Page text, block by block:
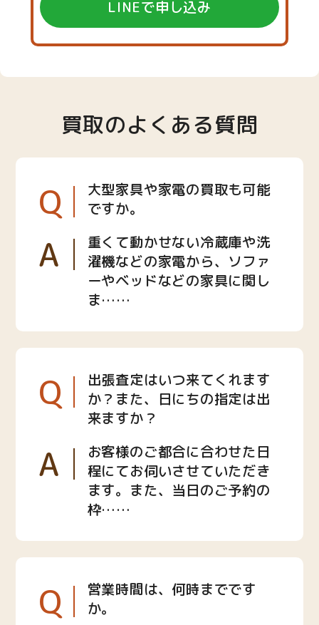
LINEで申し込み
買取のよくある質問
Q
大型家具や家電の買取も可能
ですか。
A
重くて動かせない冷蔵庫や洗
濯機などの家電から、ソファ
ーやベッドなどの家具に関し
ま……
Q
出張査定はいつ来てくれます
か？また、日にちの指定は出
来ますか？
A
お客様のご都合に合わせた日
程にてお伺いさせていただき
ます。また、当日のご予約の
枠……
Q
営業時間は、何時までです
か。